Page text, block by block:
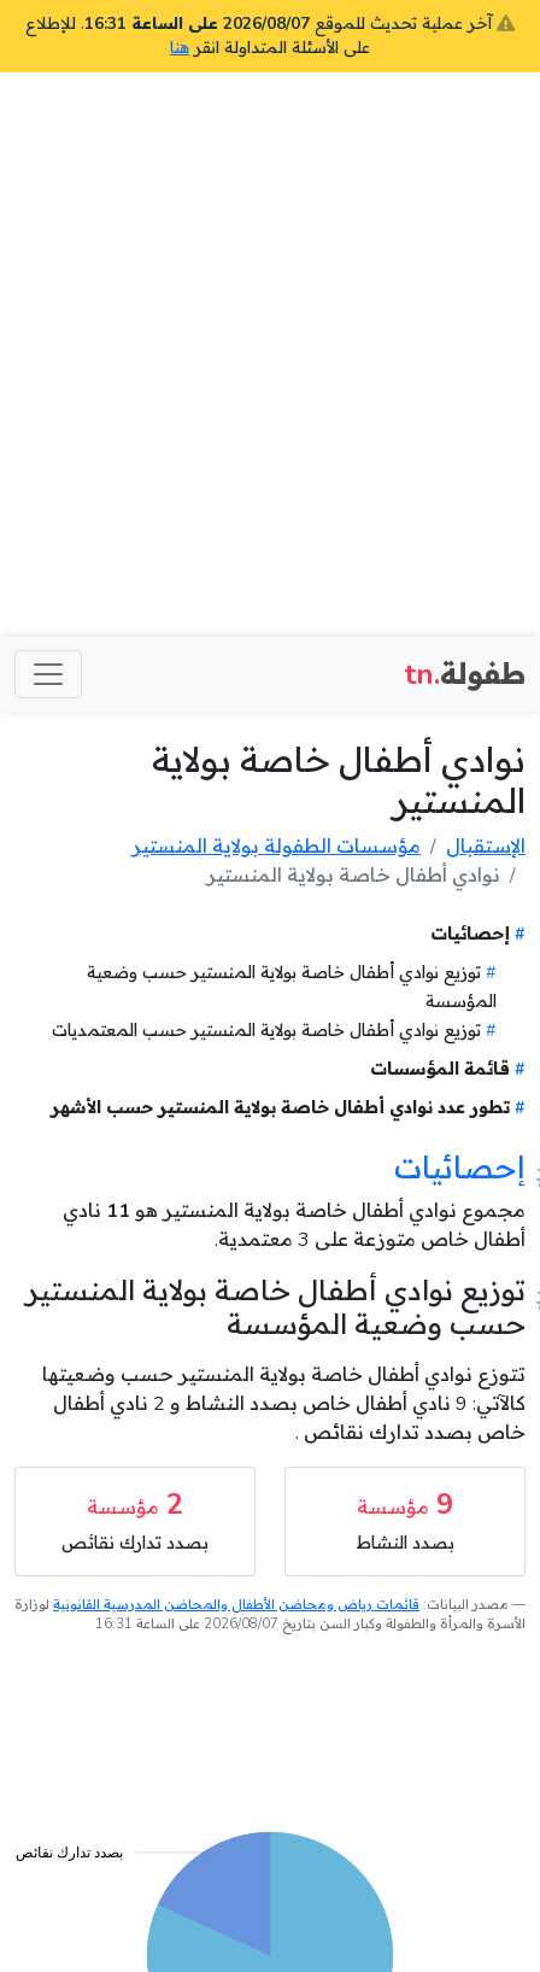
آخر عملية تحديث للموقع 2026/08/07 على الساعة 16:31
. للإطلاع
على الأسئلة المتداولة انقر هنا
طفولة.tn
نوادي أطفال خاصة بولاية
المنستير
الإستقبال
مؤسسات الطفولة بولاية المنستير
نوادي أطفال خاصة بولاية المنستير
إحصائيات
توزيع نوادي أطفال خاصة بولاية المنستير حسب وضعية
المؤسسة
توزيع نوادي أطفال خاصة بولاية المنستير حسب المعتمديات
قائمة المؤسسات
تطور عدد نوادي أطفال خاصة بولاية المنستير حسب الأشهر
إحصائيات
مجموع نوادي أطفال خاصة بولاية المنستير هو 11 نادي
أطفال خاص متوزعة على 3 معتمدية.
توزيع نوادي أطفال خاصة بولاية المنستير
حسب وضعية المؤسسة
تتوزع نوادي أطفال خاصة بولاية المنستير حسب وضعيتها
كالآتي: 9 نادي أطفال خاص بصدد النشاط و 2 نادي أطفال
خاص بصدد تدارك نقائص .
9 مؤسسة
بصدد النشاط
2 مؤسسة
بصدد تدارك نقائص
مصدر البيانات: قائمات رياض ومحاضن الأطفال والمحاضن المدرسية القانونية لوزارة
الأسرة والمرأة والطفولة وكبار السن بتاريخ 2026/08/07 على الساعة 16:31